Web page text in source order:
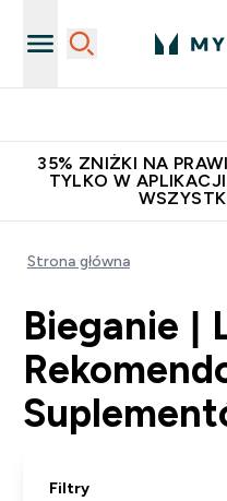
35% ZNIŻKI NA
TYLKO W
Strona główna
Bieganie |
Filtry